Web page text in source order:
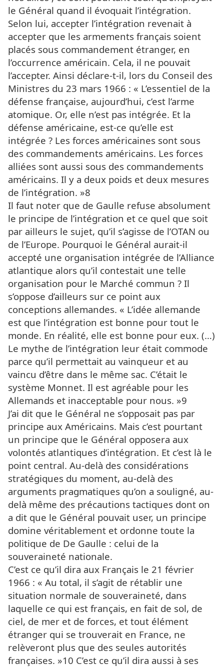
le Général quand il évoquait l’intégration.
Selon lui, accepter l’intégration revenait à
accepter que les armements français soient
placés sous commandement étranger, en
l’occurrence américain. Cela, il ne pouvait
l’accepter. Ainsi déclare-t-il, lors du Conseil des
Ministres du 23 mars 1966 : « L’essentiel de la
défense française, aujourd’hui, c’est l’arme
atomique. Or, elle n’est pas intégrée. Et la
défense américaine, est-ce qu’elle est
intégrée ? Les forces américaines sont sous
des commandements américains. Les forces
alliées sont aussi sous des commandements
américains. Il y a deux poids et deux mesures
de l’intégration. »8
Il faut noter que de Gaulle refuse absolument
le principe de l’intégration et ce quel que soit
par ailleurs le sujet, qu’il s’agisse de l’OTAN ou
de l’Europe. Pourquoi le Général aurait-il
accepté une organisation intégrée de l’Alliance
atlantique alors qu’il contestait une telle
organisation pour le Marché commun ? Il
s’oppose d’ailleurs sur ce point aux
conceptions allemandes. « L’idée allemande
est que l’intégration est bonne pour tout le
monde. En réalité, elle est bonne pour eux. (…)
Le mythe de l’intégration leur était commode
parce qu’il permettait au vainqueur et au
vaincu d’être dans le même sac. C’était le
système Monnet. Il est agréable pour les
Allemands et inacceptable pour nous. »9
J’ai dit que le Général ne s’opposait pas par
principe aux Américains. Mais c’est pourtant
un principe que le Général opposera aux
volontés atlantiques d’intégration. Et c’est là le
point central. Au-delà des considérations
stratégiques du moment, au-delà des
arguments pragmatiques qu’on a souligné, au-
delà même des précautions tactiques dont on
a dit que le Général pouvait user, un principe
domine véritablement et ordonne toute la
politique de De Gaulle : celui de la
souveraineté nationale.
C’est ce qu’il dira aux Français le 21 février
1966 : « Au total, il s’agit de rétablir une
situation normale de souveraineté, dans
laquelle ce qui est français, en fait de sol, de
ciel, de mer et de forces, et tout élément
étranger qui se trouverait en France, ne
relèveront plus que des seules autorités
françaises. »10 C’est ce qu’il dira aussi à ses